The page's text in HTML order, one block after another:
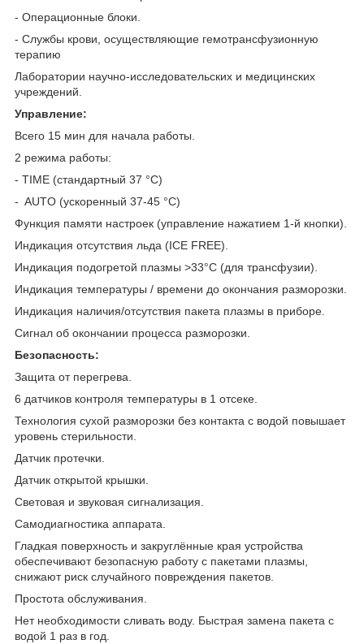
- Операционные блоки.
- Службы крови, осуществляющие гемотрансфузионную
терапию
Лаборатории научно-исследовательских и медицинских
учреждений.
Управление:
Всего 15 мин для начала работы.
2 режима работы:
- TIME (стандартный 37 °С)
- AUTO (ускоренный 37-45 °С)
Функция памяти настроек (управление нажатием 1-й кнопки).
Индикация отсутствия льда (ICE FREE).
Индикация подогретой плазмы >33°С (для трансфузии).
Индикация температуры / времени до окончания разморозки.
Индикация наличия/отсутствия пакета плазмы в приборе.
Cигнал об окончании процесса разморозки.
Безопасность:
Защита от перегрева.
6 датчиков контроля температуры в 1 отсеке.
Технология сухой разморозки без контакта с водой повышает
уровень стерильности.
Датчик протечки.
Датчик открытой крышки.
Световая и звуковая сигнализация.
Самодиагностика аппарата.
Гладкая поверхность и закруглённые края устройства
обеспечивают безопасную работу с пакетами плазмы,
снижают риск случайного повреждения пакетов.
Простота обслуживания.
Нет необходимости сливать воду. Быстрая замена пакета с
водой 1 раз в год.